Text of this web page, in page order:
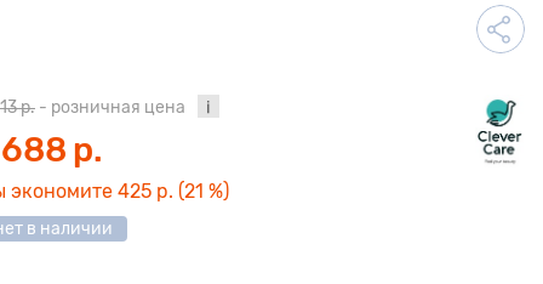
р. - розничная цена
р.
экономите 425 р. (21 %)
в наличии